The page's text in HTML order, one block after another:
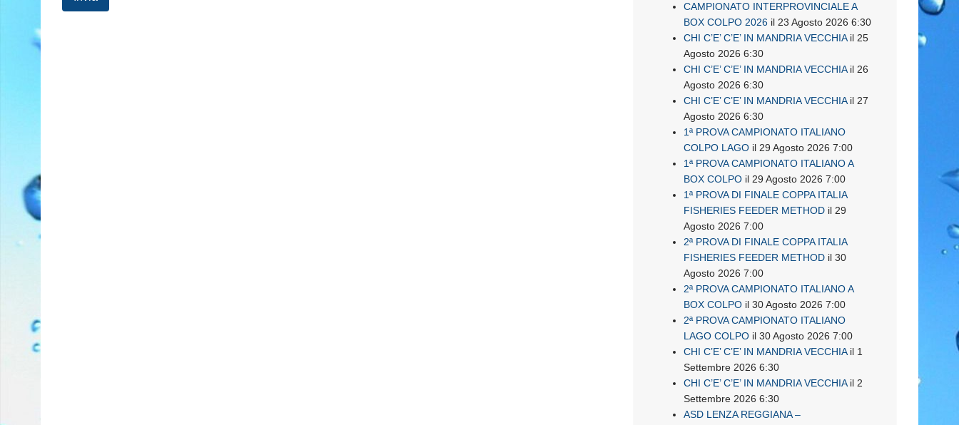
CAMPIONATO INTERPROVINCIALE A
BOX COLPO 2026 il 23 Agosto 2026 6:30
CHI C’E’ C’E’ IN MANDRIA VECCHIAil 25
Agosto 2026 6:30
CHI C’E’ C’E’ IN MANDRIA VECCHIAil 26
Agosto 2026 6:30
CHI C’E’ C’E’ IN MANDRIA VECCHIAil 27
Agosto 2026 6:30
1ª PROVA CAMPIONATO ITALIANO
COLPO LAGO il 29 Agosto 2026 7:00
1ª PROVA CAMPIONATO ITALIANO A
BOX COLPO il 29 Agosto 2026 7:00
1ª PROVA DI FINALE COPPA ITALIA
FISHERIES FEEDER METHOD il 29
Agosto 2026 7:00
2ª PROVA DI FINALE COPPA ITALIA
FISHERIES FEEDER METHOD il 30
Agosto 2026 7:00
2ª PROVA CAMPIONATO ITALIANO A
BOX COLPO il 30 Agosto 2026 7:00
2ª PROVA CAMPIONATO ITALIANO
LAGO COLPO il 30 Agosto 2026 7:00
CHI C’E’ C’E’ IN MANDRIA VECCHIAil 1
Settembre 2026 6:30
CHI C’E’ C’E’ IN MANDRIA VECCHIAil 2
Settembre 2026 6:30
ASD LENZA REGGIANA –